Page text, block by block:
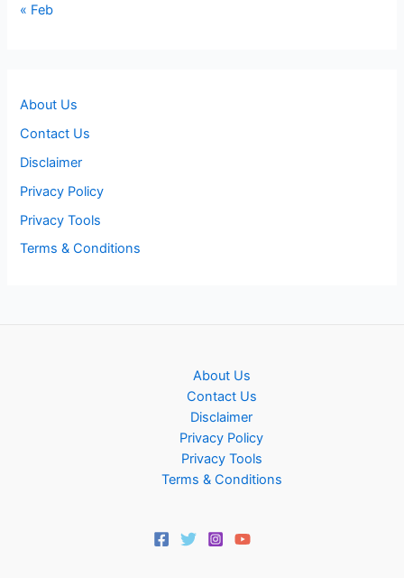
« Feb
About Us
Contact Us
Disclaimer
Privacy Policy
Privacy Tools
Terms & Conditions
About Us
Contact Us
Disclaimer
Privacy Policy
Privacy Tools
Terms & Conditions